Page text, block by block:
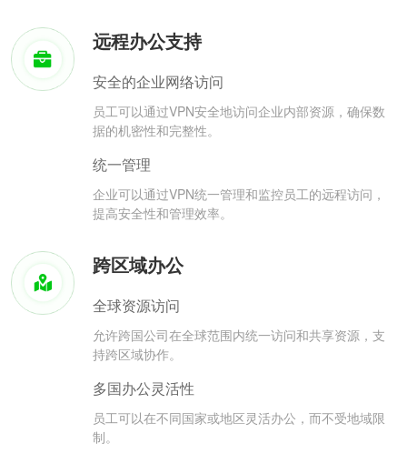
远程办公支持
安全的企业网络访问
员工可以通过VPN安全地访问企业内部资源，确保数
据的机密性和完整性。
统一管理
企业可以通过VPN统一管理和监控员工的远程访问，
提高安全性和管理效率。
跨区域办公
全球资源访问
允许跨国公司在全球范围内统一访问和共享资源，支
持跨区域协作。
多国办公灵活性
员工可以在不同国家或地区灵活办公，而不受地域限
制。